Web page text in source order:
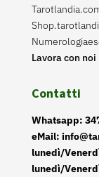
Lavora con noi
Contatti
Whatsapp:
eMail:
lunedì/
lunedì/